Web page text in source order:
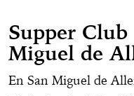
Supper
Miguel de
En San Miguel de